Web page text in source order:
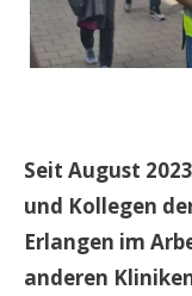
Seit August
und Kollegen
Erlangen im
anderen